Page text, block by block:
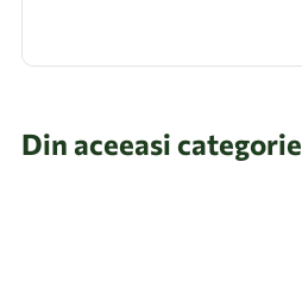
Din aceeasi categorie